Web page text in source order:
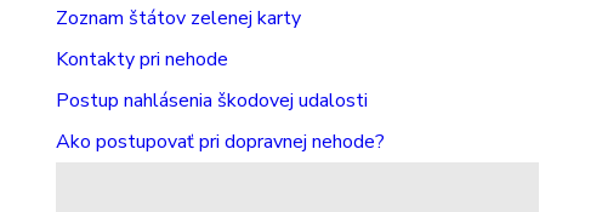
Zoznam štátov zelenej karty
Kontakty pri nehode
Postup nahlásenia škodovej udalosti
Ako postupovať pri dopravnej nehode?